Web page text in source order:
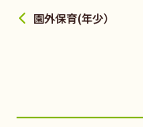
園外保育(年少）